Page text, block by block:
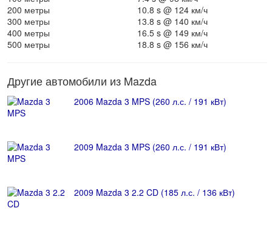
200 метры
10.8 s @ 124 км/ч
300 метры
13.8 s @ 140 км/ч
400 метры
16.5 s @ 149 км/ч
500 метры
18.8 s @ 156 км/ч
Другие автомобили из Mazda
2006 Mazda 3 MPS (260 л.с. / 191 кВт)
2009 Mazda 3 MPS (260 л.с. / 191 кВт)
2009 Mazda 3 2.2 CD (185 л.с. / 136 кВт)